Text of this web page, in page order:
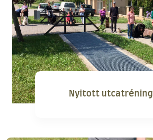
Nyitott utcatréning